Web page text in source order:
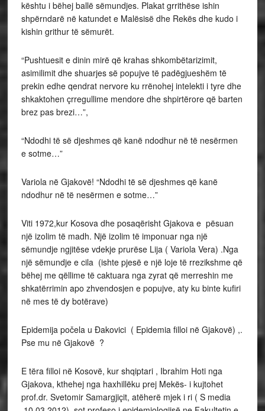
kështu i bëhej ballë sëmundjes. Plakat grrithëse ishin
shpërndarë në katundet e Malësisë dhe Rekës dhe kudo i
kishin grithur të sëmurët.
“Pushtuesit e dinin mirë që krahas shkombëtarizimit,
asimilimit dhe shuarjes së popujve të padëgjueshëm të
prekin edhe qendrat nervore ku rrënohej intelekti i tyre dhe
shkaktohen çrregullime mendore dhe shpirtërore që barten
brez pas brezi…”,
“Ndodhi të së djeshmes që kanë ndodhur në të nesërmen
e sotme…”
Variola në Gjakovë! “Ndodhi të së djeshmes që kanë
ndodhur në të nesërmen e sotme…”
Viti 1972,kur Kosova dhe posaqërisht Gjakova e pësuan
një izolim të madh. Një izolim të imponuar nga një
sëmundje ngjitëse vdekje prurëse Lija ( Variola Vera) .Nga
një sëmundje e cila (ishte pjesë e një loje të rrezikshme që
bëhej me qëllime të caktuara nga zyrat që merreshin me
shkatërrimin apo zhvendosjen e popujve, aty ku binte kufiri
në mes të dy botërave)
Epidemija počela u Đakovici ( Epidemia filloi në Gjakovë) ,.
Pse mu në Gjakovë ?
E tëra filloi në Kosovë, kur shqiptari , Ibrahim Hoti nga
Gjakova, kthehej nga haxhillëku prej Mekës- i kujtohet
prof.dr. Svetomir Samargjiçit, atëherë mjek i ri ( S media